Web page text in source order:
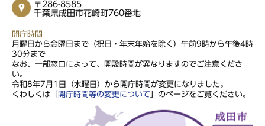
〒286-8585
千葉県成田市花崎町760番地
開庁時間
月曜日から金曜日まで（祝日・年末年始を除く）午前9時から午後4時
30分まで
なお、一部窓口によって、開設時間が異なりますのでご注意くださ
い。
令和8年7月1日（水曜日）から開庁時間が変更になりました。
くわしくは「
開庁時間等の変更について 」のページをご覧ください。